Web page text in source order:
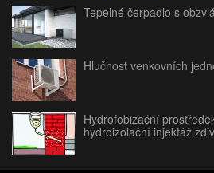
Tepelné čerpadlo s
Hlučnost venkovních
Hydrofobizační
hydroizolační injektáž